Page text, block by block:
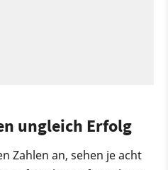
ungleich Erfolg
Zahlen an, sehen je acht